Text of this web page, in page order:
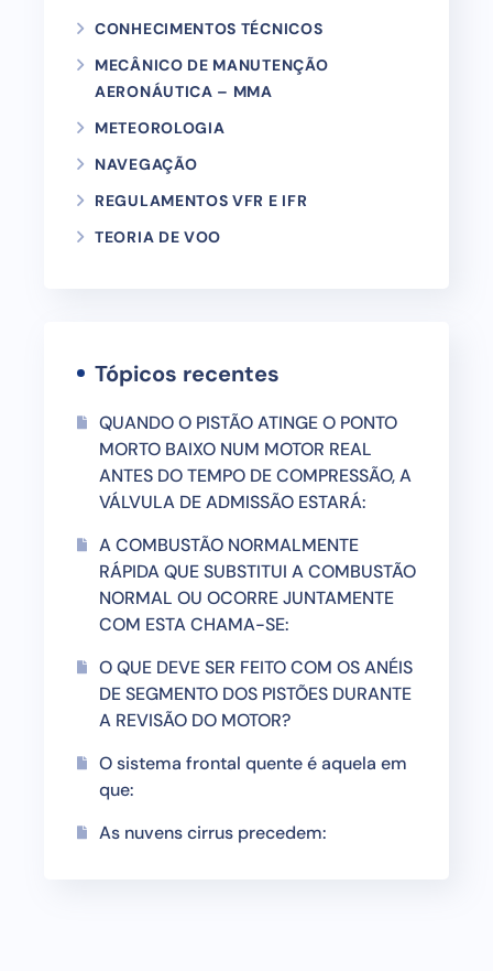
CONHECIMENTOS TÉCNICOS
MECÂNICO DE MANUTENÇÃO
AERONÁUTICA – MMA
METEOROLOGIA
NAVEGAÇÃO
REGULAMENTOS VFR E IFR
TEORIA DE VOO
Tópicos recentes
QUANDO O PISTÃO ATINGE O PONTO
MORTO BAIXO NUM MOTOR REAL
ANTES DO TEMPO DE COMPRESSÃO, A
VÁLVULA DE ADMISSÃO ESTARÁ:
A COMBUSTÃO NORMALMENTE
RÁPIDA QUE SUBSTITUI A COMBUSTÃO
NORMAL OU OCORRE JUNTAMENTE
COM ESTA CHAMA-SE:
O QUE DEVE SER FEITO COM OS ANÉIS
DE SEGMENTO DOS PISTÕES DURANTE
A REVISÃO DO MOTOR?
O sistema frontal quente é aquela em
que:
As nuvens cirrus precedem: